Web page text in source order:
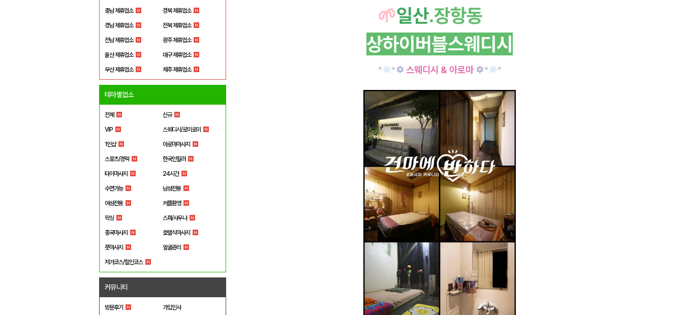
충남 제휴업소 경북 제휴업소
경남 제휴업소 전북 제휴업소
전남 제휴업소 광주 제휴업소
울산 제휴업소 대구 제휴업소
부산 제휴업소 제주 제휴업소
테마별업소
전체 신규
VIP 스웨디시/로미로미
1인샵 아로마마사지
스포츠/경락 한국인힐러
타이마사지 24시간
수면가능 남성전용
여성전용 커플환영
왁싱 스파/사우나
중국마사지 호텔식마사지
풋마사지 얼굴관리
저가코스/할인코스
커뮤니티
방문후기 가입인사
🌱일산.장항동
상하이버블스웨디시
*❊*✡ 스웨디시 & 아로마 ✡*❊*